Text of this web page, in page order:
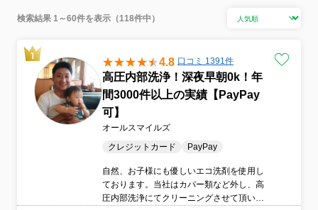
検索結果 1～60件を表示（118件中）
4.8 口コミ 1391件
高圧内部洗浄！深夜早朝0k！年
間3000件以上の実績【PayPay
可】
オールスマイルズ
クレジットカード
PayPay
自然、お子様にも優しいエコ洗剤を使用し
ております。当社はカバー類など外し、高
圧内部洗浄にてクリーニングさせて頂いて